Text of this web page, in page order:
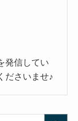
発信してい
ださいませ♪